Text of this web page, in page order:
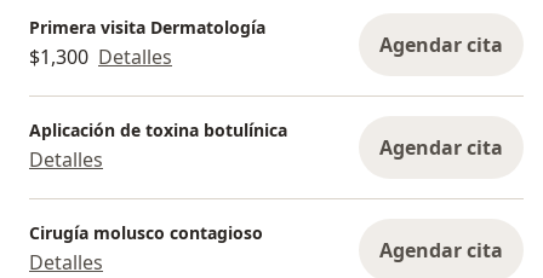
Primera visita Dermatología
$1,300 Detalles Agendar cita
Aplicación de toxina botulínica
Detalles Agendar cita
Cirugía molusco contagioso
Detalles Agendar cita